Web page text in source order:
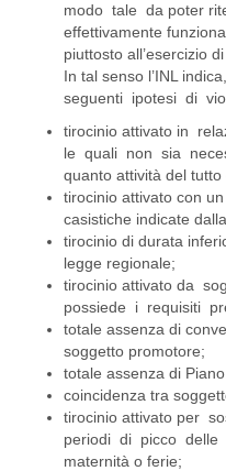
modo tale da poter
effettivamente
piuttosto all’esercizio
In tal senso l’INL
seguenti ipotesi di
tirocinio attivato in
le quali non sia
quanto attività del
tirocinio attivato con
casistiche indicate
tirocinio di durata
legge regionale;
tirocinio attivato da
possiede i requisiti
totale assenza di
soggetto promotore;
totale assenza di
coincidenza tra
tirocinio attivato per
periodi di picco delle
maternità o ferie;